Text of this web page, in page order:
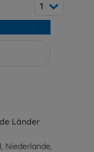
1
Länder
Niederlande,